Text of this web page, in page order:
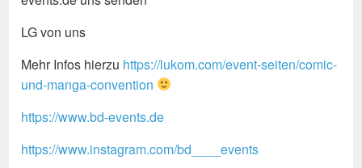
LG von uns
Mehr Infos hierzu https://lukom.com/event-seiten/comic-
und-manga-convention
https://www.bd-events.de
https://www.instagram.com/bd____events